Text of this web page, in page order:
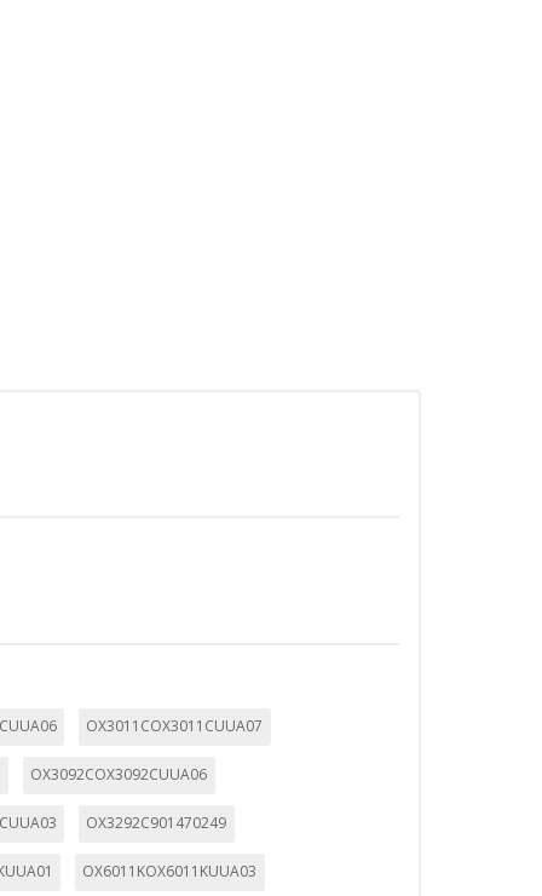
OX3011COX3011CUUA07
OX3092COX3092CUUA06
OX3292C901470249
OX6011KOX6011KUUA03
Puede configurar su